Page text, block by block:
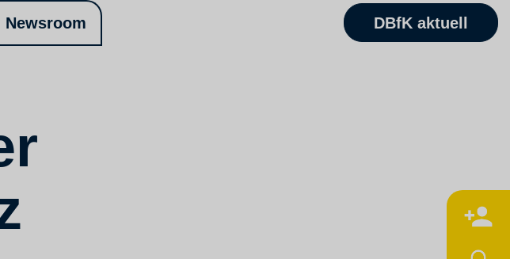
Newsroom DBfK aktuell